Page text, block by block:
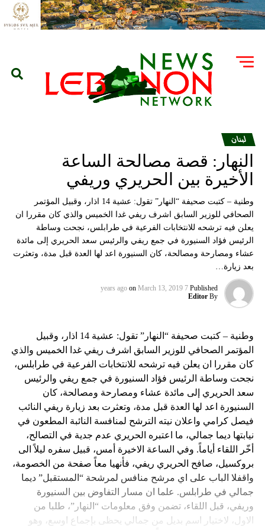
لبنان
النهار: قصة مصالحة الساعة
الأخيرة بين الحريري وريفي
وطنية – كتبت صحيفة “النهار” تقول: عشية 14 اذار، وقبيل المؤتمر
الصحافي للوزير السابق اشرف ريفي غدا الخميس والذي كان مقررا ان
يعلن فيه ترشحه للانتخابات الفرعية في طرابلس، نجحت وساطة
الرئيس فؤاد السنيورة في جمع ريفي والرئيس سعد الحريري إلى مائدة
عشاء ومصارحة ومصالحة، كان السنيورة اعد لها العدة قبل مدة، وتعثرت
بعد زيارة…
Published
7 years ago
on March 13, 2019
By
Editor
وطنية – كتبت صحيفة “النهار” تقول: عشية 14 اذار، وقبيل
المؤتمر الصحافي للوزير السابق اشرف ريفي غدا الخميس والذي
كان مقررا ان يعلن فيه ترشحه للانتخابات الفرعية في طرابلس،
نجحت وساطة الرئيس فؤاد السنيورة في جمع ريفي والرئيس
سعد الحريري إلى مائدة عشاء ومصارحة ومصالحة، كان
السنيورة اعد لها العدة قبل مدة، وتعثرت بعد زيارة ريفي النائب
فيصل كرامي واعلان نيته الترشح لمنافسة النائبة المطعون في
نيابتها ديما جمالي، ما اعتبره الحريري عدم جدية في التصالح،
أخّر اللقاء أياماً. وفي الساعة الاخيرة أمس، قبيل سفره ليلاً الى
بروكسيل، صافح الحريري ريفي، فأنهيا معاً صفحة من الخصومة،
واقفلا الباب على اي مرشح منافس لمرشحة “المستقبل” ديما
جمالي في طرابلس. علما ان مسار التفاوض بين السنيورة
وريفي، قبل اللقاء، تضمن وفق معلومات “النهار”، طلبا من
الاول، لاختيار اسم بديل من جمالي يحظى بإجماع اوسع، وهو